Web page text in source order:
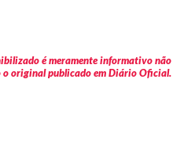
é meramente informativo não
original publicado em Diário Oficial.